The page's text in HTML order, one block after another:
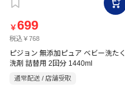
￥699
税込￥768
ピジョン 無添加ピュア ベビー洗たく
洗剤 詰替用 2回分 1440ml
通常配送 / 店舗受取